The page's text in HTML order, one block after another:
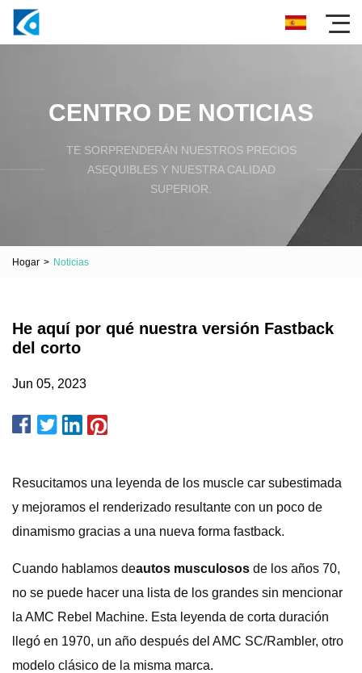
CENTRO DE NOTICIAS
TE SORPRENDERÁN NUESTROS PRECIOS
ASEQUIBLES Y NUESTRA CALIDAD
SUPERIOR.
Hogar > Noticias
He aquí por qué nuestra versión Fastback
del corto
Jun 05, 2023
Resucitamos una leyenda de los muscle car subestimada
y mejoramos el renderizado resultante con un poco de
dinamismo gracias a una nueva forma fastback.
Cuando hablamos deautos musculosos de los años 70,
no se puede hacer una lista de los grandes sin mencionar
la AMC Rebel Machine. Esta leyenda de corta duración
llegó en 1970, un año después del AMC SC/Rambler, otro
modelo clásico de la misma marca.